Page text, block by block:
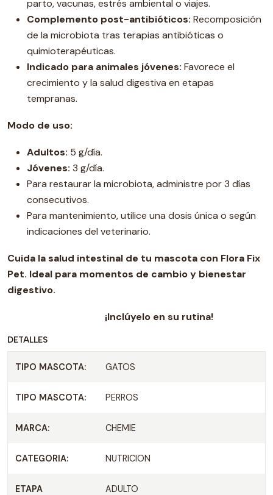
parto, vacunas, estrés ambiental o viajes.
Complemento post-antibióticos: Recomposición
de la microbiota tras terapias antibióticas o
quimioterapéuticas.
Indicado para animales jóvenes: Favorece el
crecimiento y la salud digestiva en etapas
tempranas.
Modo de uso:
Adultos: 5 g/día.
Jóvenes: 3 g/día.
Para restaurar la microbiota, administre por 3 días
consecutivos.
Para mantenimiento, utilice una dosis única o según
indicaciones del veterinario.
Cuida la salud intestinal de tu mascota con Flora Fix
Pet. Ideal para momentos de cambio y bienestar
digestivo.
¡Inclúyelo en su rutina!
DETALLES
TIPO MASCOTA: GATOS
TIPO MASCOTA: PERROS
MARCA: CHEMIE
CATEGORIA: NUTRICION
ETAPA
ADULTO